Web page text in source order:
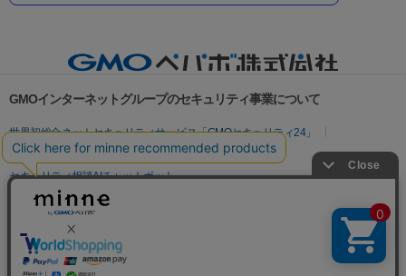
GMOインターネットグループのセキュリティ事業について
世界初総合ネットセキュリティサービス「GMOセキュリティ24」
パスワード漏洩診断
Webサイトリスク診断
セキュリティ相談AIチャットボット
実在証明・盗聴対策
サイバー攻撃対策（GMO Flatt Security）
セキュリティ事業の軌跡